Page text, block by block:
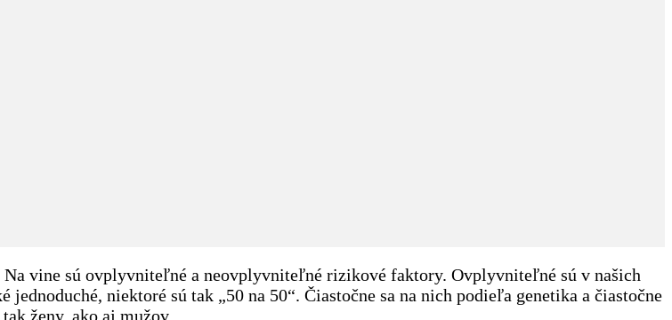
vine sú ovplyvniteľné a neovplyvniteľné rizikové faktory. Ovplyvniteľné sú v našich
niektoré sú tak „50 na 50“. Čiastočne sa na nich podieľa genetika a čiastočne
ženy, ako aj mužov.